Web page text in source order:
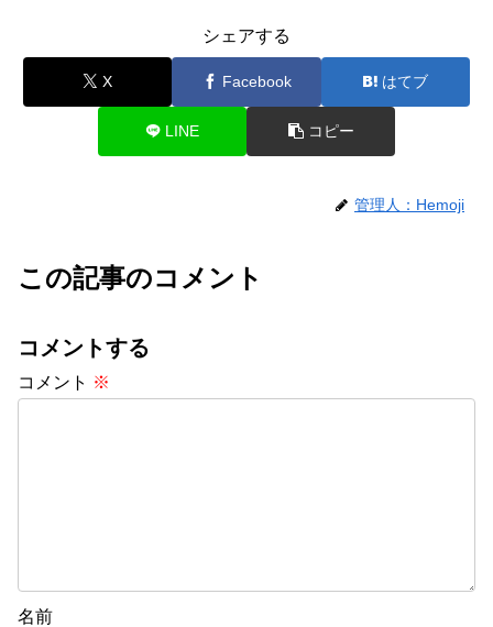
シェアする
X Facebook はてブ
LINE コピー
管理人：Hemoji
この記事のコメント
コメントする
コメント ※
名前